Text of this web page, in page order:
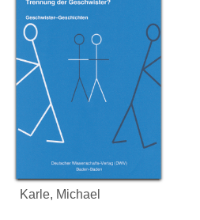
Karle, Michael